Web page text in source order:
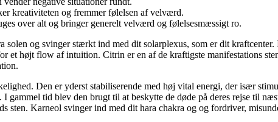
kreativiteten og fremmer følelsen af velværd.
over alt og bringer generelt velværd og følelsesmæssigt ro.
og svinger stærkt ind med dit solarplexus, som er dit
et højt flow af intuition. Citrin er en af de kraftigste manifestations
Den er yderst stabiliserende med høj vital energi, der især
gammel tid blev den brugt til at beskytte de døde på deres rejse til
sten. Karneol svinger ind med dit hara chakra og og fordriver,